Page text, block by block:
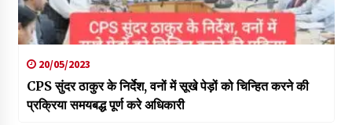
20/05/2023
CPS सुंदर ठाकुर के निर्देश, वनों में सूखे पेड़ों को चिन्हित करने की
प्रक्रिया समयबद्ध पूर्ण करे अधिकारी